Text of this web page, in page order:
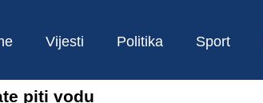
Vijesti Politika Sport
piti vodu